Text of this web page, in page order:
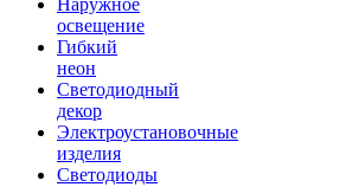
Наружное
освещение
Гибкий
неон
Светодиодный
декор
Электроустановочные
изделия
Светодиоды